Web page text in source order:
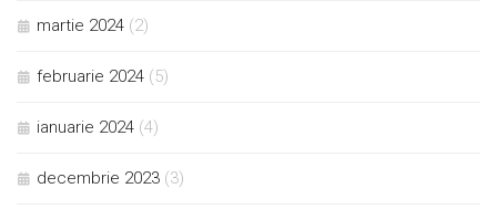
martie 2024 (2)
februarie 2024 (5)
ianuarie 2024 (4)
decembrie 2023 (3)